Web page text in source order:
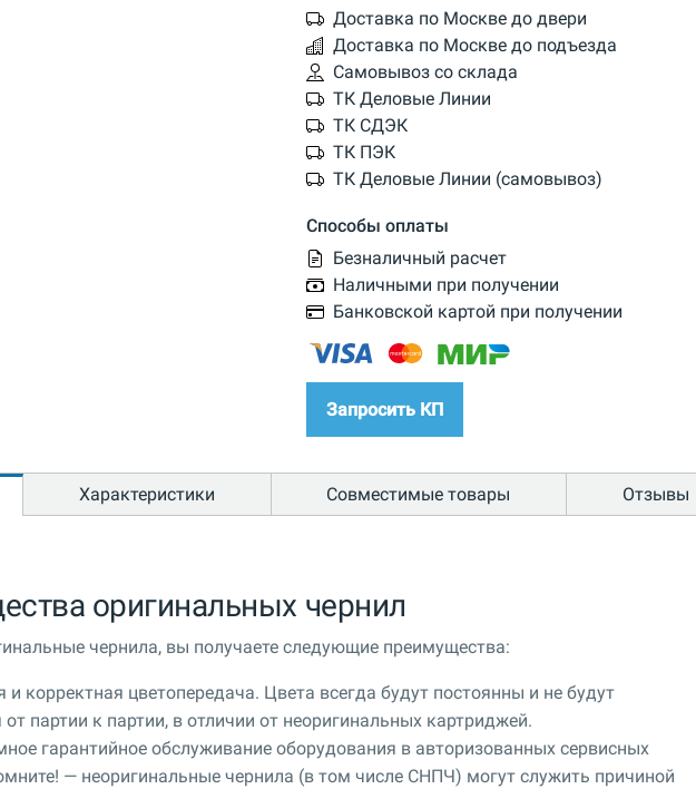
Доставка по Москве до двери
Доставка по Москве до подъезда
Самовывоз со склада
ТК Деловые Линии
ТК СДЭК
ТК ПЭК
ТК Деловые Линии (самовывоз)
Способы оплаты
Безналичный расчет
Наличными при получении
Банковской картой при получении
Запросить КП
Характеристики Совместимые товары Отзывы
оригинальных чернил
чернила, вы получаете следующие преимущества:
и корректная цветопередача. Цвета всегда будут постоянны и не будут
от партии к партии, в отличии от неоригинальных картриджей.
гарантийное обслуживание оборудования в авторизованных сервисных
— неоригинальные чернила (в том числе СНПЧ) могут служить причиной